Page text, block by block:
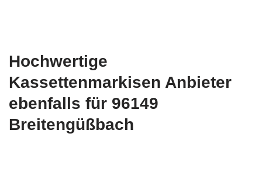
Hochwertige
Kassettenmarkisen Anbieter
ebenfalls für 96149
Breitengüßbach